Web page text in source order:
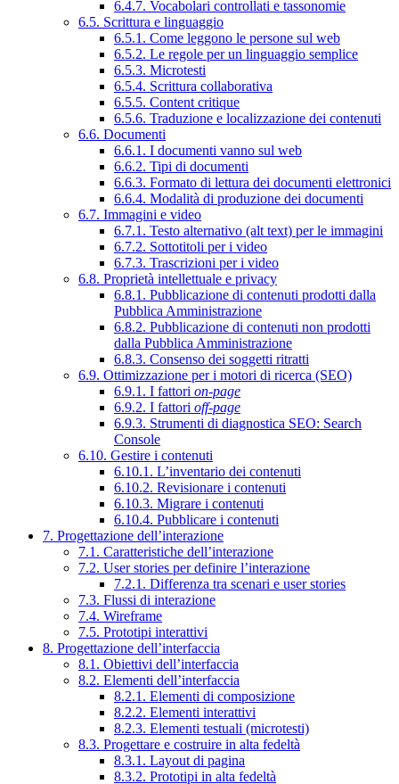
6.4.7. Vocabolari controllati e tassonomie
6.5. Scrittura e linguaggio
6.5.1. Come leggono le persone sul web
6.5.2. Le regole per un linguaggio semplice
6.5.3. Microtesti
6.5.4. Scrittura collaborativa
6.5.5. Content critique
6.5.6. Traduzione e localizzazione dei contenuti
6.6. Documenti
6.6.1. I documenti vanno sul web
6.6.2. Tipi di documenti
6.6.3. Formato di lettura dei documenti elettronici
6.6.4. Modalità di produzione dei documenti
6.7. Immagini e video
6.7.1. Testo alternativo (alt text) per le immagini
6.7.2. Sottotitoli per i video
6.7.3. Trascrizioni per i video
6.8. Proprietà intellettuale e privacy
6.8.1. Pubblicazione di contenuti prodotti dalla
Pubblica Amministrazione
6.8.2. Pubblicazione di contenuti non prodotti
dalla Pubblica Amministrazione
6.8.3. Consenso dei soggetti ritratti
6.9. Ottimizzazione per i motori di ricerca (SEO)
6.9.1. I fattori on-page
6.9.2. I fattori off-page
6.9.3. Strumenti di diagnostica SEO: Search
Console
6.10. Gestire i contenuti
6.10.1. L’inventario dei contenuti
6.10.2. Revisionare i contenuti
6.10.3. Migrare i contenuti
6.10.4. Pubblicare i contenuti
7. Progettazione dell’interazione
7.1. Caratteristiche dell’interazione
7.2. User stories per definire l’interazione
7.2.1. Differenza tra scenari e user stories
7.3. Flussi di interazione
7.4. Wireframe
7.5. Prototipi interattivi
8. Progettazione dell’interfaccia
8.1. Obiettivi dell’interfaccia
8.2. Elementi dell’interfaccia
8.2.1. Elementi di composizione
8.2.2. Elementi interattivi
8.2.3. Elementi testuali (microtesti)
8.3. Progettare e costruire in alta fedeltà
8.3.1. Layout di pagina
8.3.2. Prototipi in alta fedeltà